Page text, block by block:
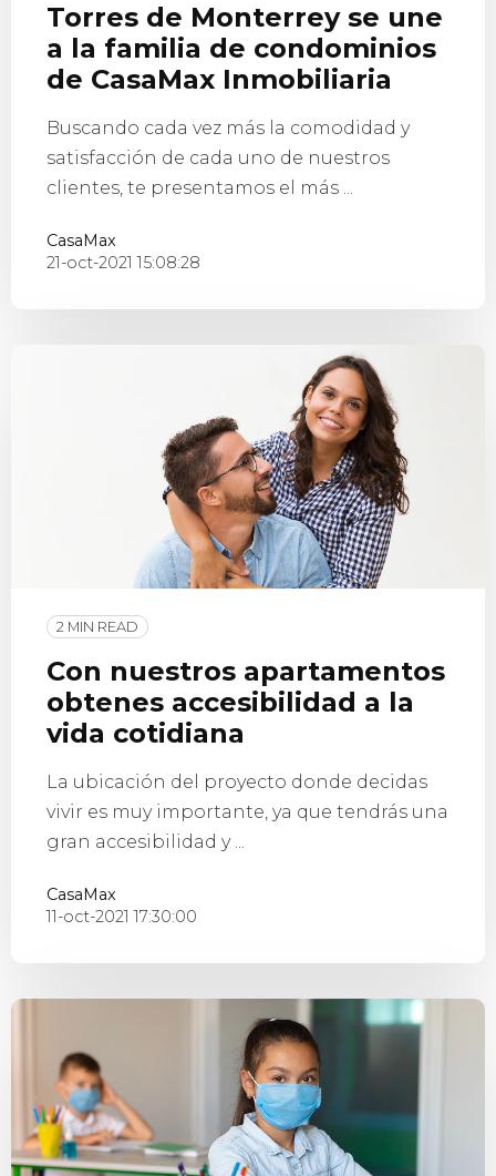
Torres de Monterrey se une
a la familia de condominios
de CasaMax Inmobiliaria
Buscando cada vez más la comodidad y
satisfacción de cada uno de nuestros
clientes, te presentamos el más ...
CasaMax
21-oct-2021 15:08:28
2 MIN READ
Con nuestros apartamentos
obtenes accesibilidad a la
vida cotidiana
La ubicación del proyecto donde decidas
vivir es muy importante, ya que tendrás una
gran accesibilidad y ...
CasaMax
11-oct-2021 17:30:00